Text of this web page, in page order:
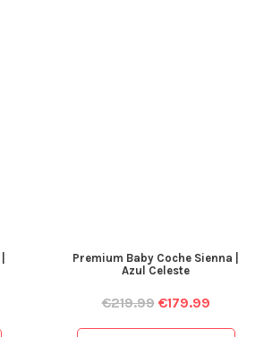
Premium Baby Coche Sienna |
Azul Celeste
€219.99 €179.99